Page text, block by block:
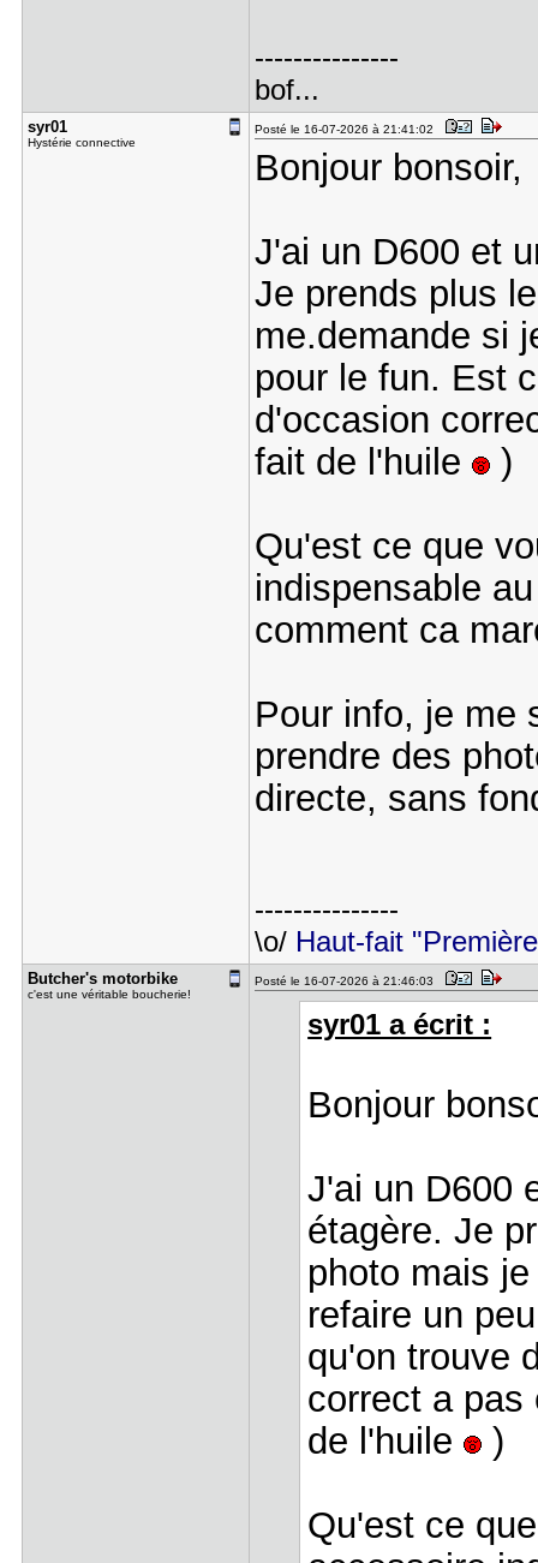
---------------
bof...
syr01
Hystérie connective
Posté le 16-07-2026 à 21:41:02
Bonjour bonsoir,
J'ai un D600 et
Je prends plus
me.demande si
pour le fun. Est
d'occasion
fait de l'huile
)
Qu'est ce que
indispensable
comment ca
Pour info, je me
prendre des
directe, sans
---------------
\o/ Haut-fait
Butcher's ​motorbike
c'est une véritable boucherie!
Posté le 16-07-2026 à 21:46:03
syr01 a écrit :
Bonjour
J'ai un D600
étagère. Je
photo mais
refaire un
qu'on trouve
correct a pas
de l'huile
)
Qu'est ce